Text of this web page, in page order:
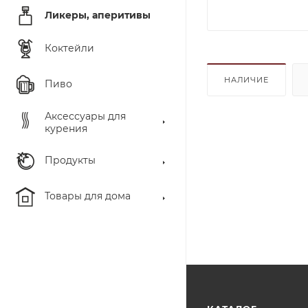
Ликеры, аперитивы
Коктейли
Пиво
Аксессуары для
курения
Продукты
Товары для дома
НАЛИЧИЕ